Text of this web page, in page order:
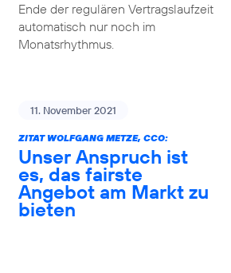
Ende der regulären Vertragslaufzeit
automatisch nur noch im
Monatsrhythmus.
11. November 2021
ZITAT WOLFGANG METZE, CCO:
Unser Anspruch ist
es, das fairste
Angebot am Markt zu
bieten